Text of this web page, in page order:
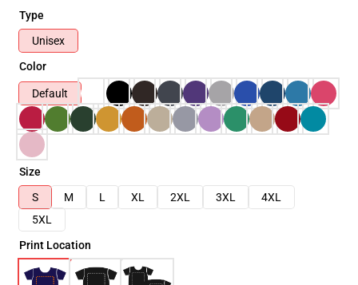
Type
Unisex
Color
Default
Size
S
M L XL 2XL 3XL
4XL
5XL
Print Location